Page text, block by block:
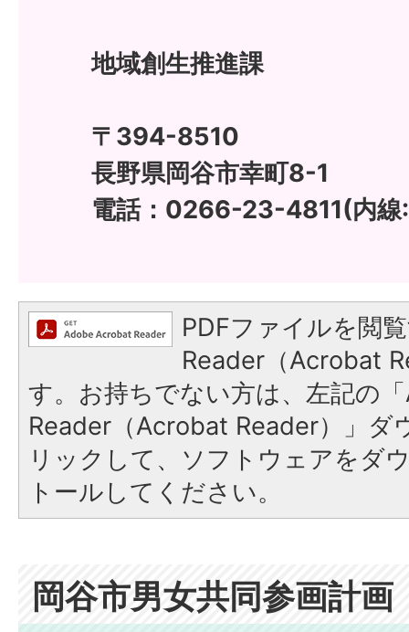
地域創生推進課
〒394-8510
長野県岡谷市幸町8-1
電話：0266-23-4811(内線
PDFファイルを閲
Reader（Acrobat
す。お持ちでない方は、左記の
Reader（Acrobat Reader）」ダ
リックして、ソフトウェアをダ
トールしてください。
岡谷市男女共同参画計画